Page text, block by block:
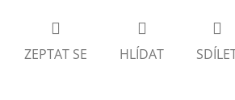
ZEPTAT SE HLÍDAT